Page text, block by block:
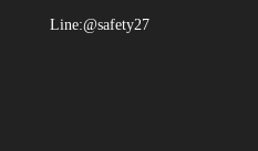
Line:@safety27